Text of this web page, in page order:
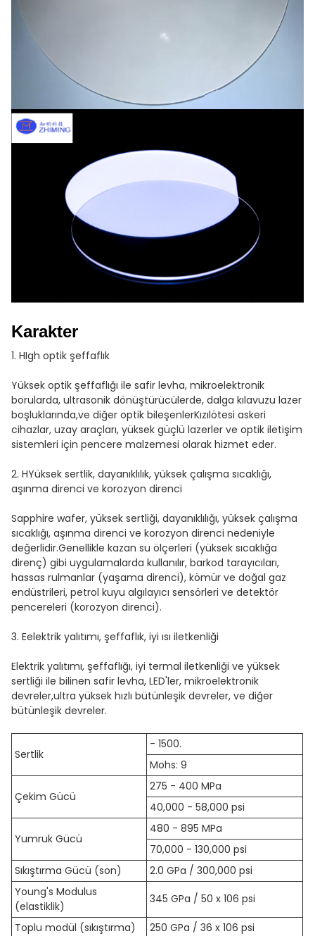
Karakter
1. HIgh optik şeffaflık
Yüksek optik şeffaflığı ile safir levha, mikroelektronik
borularda, ultrasonik dönüştürücülerde, dalga kılavuzu lazer
boşluklarında,ve diğer optik bileşenlerKızılötesi askeri
cihazlar, uzay araçları, yüksek güçlü lazerler ve optik iletişim
sistemleri için pencere malzemesi olarak hizmet eder.
2. HYüksek sertlik, dayanıklılık, yüksek çalışma sıcaklığı,
aşınma direnci ve korozyon direnci
Sapphire wafer, yüksek sertliği, dayanıklılığı, yüksek çalışma
sıcaklığı, aşınma direnci ve korozyon direnci nedeniyle
değerlidir.Genellikle kazan su ölçerleri (yüksek sıcaklığa
direnç) gibi uygulamalarda kullanılır, barkod tarayıcıları,
hassas rulmanlar (yaşama direnci), kömür ve doğal gaz
endüstrileri, petrol kuyu algılayıcı sensörleri ve detektör
pencereleri (korozyon direnci).
3. Eelektrik yalıtımı, şeffaflık, iyi ısı iletkenliği
Elektrik yalıtımı, şeffaflığı, iyi termal iletkenliği ve yüksek
sertliği ile bilinen safir levha, LED'ler, mikroelektronik
devreler,ultra yüksek hızlı bütünleşik devreler, ve diğer
bütünleşik devreler.
Sertlik
- 1500.
Mohs: 9
Çekim Gücü
275 - 400 MPa
40,000 - 58,000 psi
Yumruk Gücü
480 - 895 MPa
70,000 - 130,000 psi
Sıkıştırma Gücü (son)
2.0 GPa / 300,000 psi
Young's Modulus
(elastiklik)
345 GPa / 50 x 106 psi
Toplu modül (sıkıştırma)
250 GPa / 36 x 106 psi